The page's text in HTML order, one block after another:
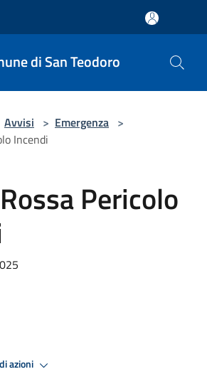
di San Teodoro
Avvisi > Emergenza >
Incendi
Pericolo
azioni